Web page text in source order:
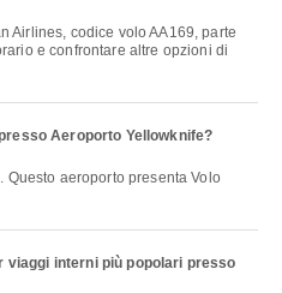
e confrontare altre opzioni di
Aeroporto Yellowknife?
viaggi interni più popolari presso